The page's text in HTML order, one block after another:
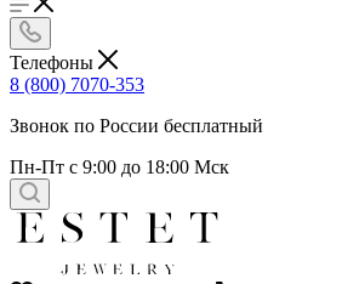
Телефоны
8 (800) 7070-353
Звонок по России бесплатный
Пн-Пт с 9:00 до 18:00 Мск